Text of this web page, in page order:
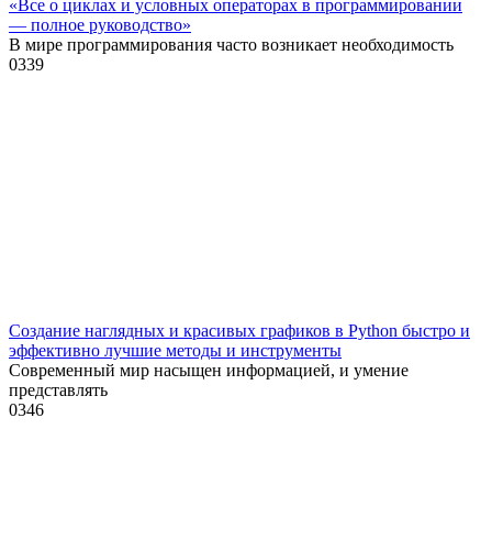
«Все о циклах и условных операторах в программировании
— полное руководство»
В мире программирования часто возникает необходимость
0339
Создание наглядных и красивых графиков в Python быстро и
эффективно лучшие методы и инструменты
Современный мир насыщен информацией, и умение
представлять
0346